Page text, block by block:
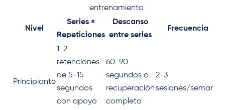
entrenamiento
Nivel
Series ×
Repeticiones
Descanso
entre series
Frecuencia
Principiante
1-2
retenciones
de 5-15
segundos
con apoyo
60-90
segundos o
recuperación
completa
2-3
sesiones/semana